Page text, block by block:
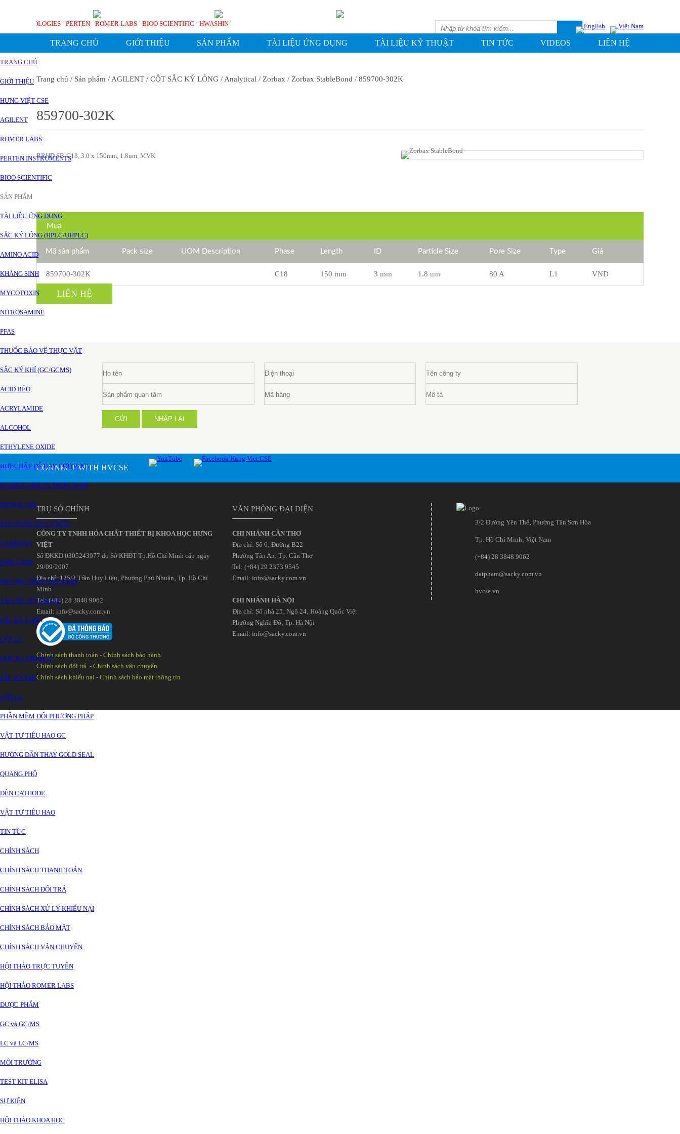
TECHNOLOGIES - PERTEN - ROMER LABS - BIOO SCIENTIFIC - HWASHIN
TRANG CHỦ GIỚI THIỆU SẢN PHẨM TÀI LIỆU ỨNG DỤNG TÀI LIỆU KỸ THUẬT TIN TỨC VIDEOS LIÊN HỆ
TRANG CHỦ
GIỚI THIỆU
HƯNG VIỆT CSE
AGILENT
ROMER LABS
PERTEN INSTRUMENTS
BIOO SCIENTIFIC
SẢN PHẨM
TÀI LIỆU ỨNG DỤNG
SẮC KÝ LỎNG (HPLC/UHPLC)
AMINO ACID
KHÁNG SINH
MYCOTOXIN
NITROSAMINE
PFAS
THUỐC BẢO VỆ THỰC VẬT
SẮC KÝ KHÍ (GC/GCMS)
ACID BÉO
ACRYLAMIDE
ALCOHOL
ETHYLENE OXIDE
HỢP CHẤT DỄ BAY HƠI (VOC)
HYDROCARBON THƠM (PAH)
PHTHALATE
SẢN PHẨM XỬ LÝ MẪU
CARBON S
EMR-LIPID
PHƯƠNG PHÁP QuEChERS
TÀI LIỆU KỸ THUẬT
SẮC KÝ LỎNG
CỘT LC
QUICK CONNECT
SẮC KÝ KHÍ
CỘT GC
PHẦN MỀM ĐỔI PHƯƠNG PHÁP
VẬT TƯ TIÊU HAO GC
HƯỚNG DẪN THAY GOLD SEAL
QUANG PHỔ
ĐÈN CATHODE
VẬT TƯ TIÊU HAO
TIN TỨC
CHÍNH SÁCH
CHÍNH SÁCH THANH TOÁN
CHÍNH SÁCH ĐỔI TRẢ
CHÍNH SÁCH XỬ LÝ KHIẾU NẠI
CHÍNH SÁCH BẢO MẬT
CHÍNH SÁCH VẬN CHUYỂN
HỘI THẢO TRỰC TUYẾN
HỘI THẢO ROMER LABS
DƯỢC PHẨM
GC và GC/MS
LC và LC/MS
MÔI TRƯỜNG
TEST KIT ELISA
SỰ KIỆN
HỘI THẢO KHOA HỌC
Trang chủ / Sản phẩm / AGILENT / CỘT SẮC KÝ LỎNG / Analytical / Zorbax / Zorbax StableBond / 859700-302K
859700-302K
RRHD SB-C18, 3.0 x 150mm, 1.8um, MVK
Mua
Mã sản phẩm Pack size UOM Description Phase Length ID Particle Size Pore Size Type Giá
859700-302K C18 150 mm 3 mm 1.8 um 80 A L1 VND
LIÊN HỆ
GỬI NHẬP LẠI
CONNECT WITH HVCSE
TRỤ SỞ CHÍNH
CÔNG TY TNHH HÓA CHẤT-THIẾT BỊ KHOA HỌC HƯNG
VIỆT
Số ĐKKD 0305243977 do Sở KHĐT Tp.Hồ Chí Minh cấp ngày
29/09/2007
Đia chỉ: 125/2 Trần Huy Liệu‚ Phường Phú Nhuận‚ Tp. Hồ Chí
Minh
Tel: (+84) 28 3848 9062
Email: info@sacky.com.vn
Chính sách thanh toán - Chính sách bảo hành
Chính sách đổi trả - Chính sách vận chuyển
Chính sách khiếu nại - Chính sách bảo mật thông tin
VĂN PHÒNG ĐẠI DIỆN
CHI NHÁNH CẦN THƠ
Địa chỉ: Số 6‚ Đường B22
Phường Tân An‚ Tp. Cần Thơ
Tel: (+84) 29 2373 9545
Email: info@sacky.com.vn
CHI NHÁNH HÀ NỘI
Địa chỉ: Số nhà 25‚ Ngõ 24‚ Hoàng Quốc Việt
Phường Nghĩa Đô‚ Tp. Hà Nội
Email: info@sacky.com.vn
3/2 Đường Yên Thế‚ Phường Tân Sơn Hòa
Tp. Hồ Chí Minh‚ Việt Nam
(+84) 28 3848 9062
datpham@sacky.com.vn
hvcse.vn